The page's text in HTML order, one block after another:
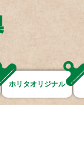
ホリタオリジナル